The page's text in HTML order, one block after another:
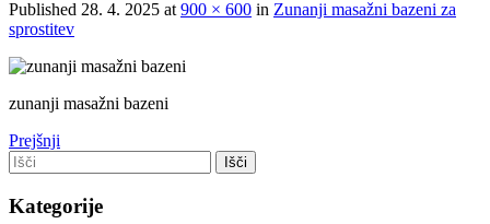
Published 28. 4. 2025 at 900 × 600 in Zunanji masažni bazeni za
sprostitev
zunanji masažni bazeni
Prejšnji
Kategorije